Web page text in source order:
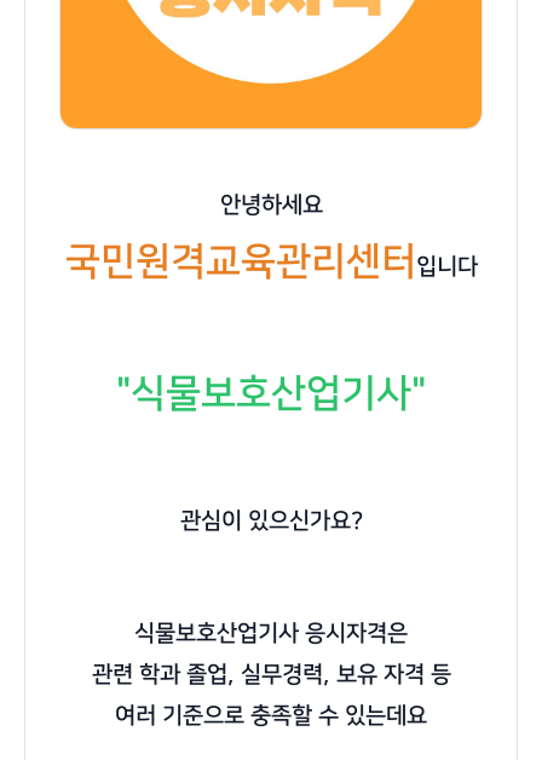
안녕하세요
국민원격교육관리센터 입니다
"식물보호산업기사"
관심이 있으신가요?
식물보호산업기사 응시자격은
관련 학과 졸업, 실무경력, 보유 자격 등
여러 기준으로 충족할 수 있는데요